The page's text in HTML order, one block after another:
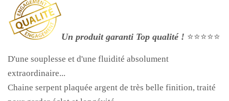
Un produit garanti Top qualité ! ⭐⭐⭐⭐⭐
D'une souplesse et d'une fluidité absolument
extraordinaire...
Chaine serpent plaquée argent de très belle finition, traité